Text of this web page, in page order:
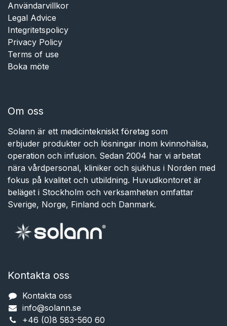
Användarvillkor
Legal Advice
Integritetspolicy
Privacy Policy
Terms of use
Boka möte
Om oss
Solann är ett medicintekniskt företag som
erbjuder produkter och lösningar inom kvinnohälsa,
operation och infusion. Sedan 2004 har vi arbetat
nära vårdpersonal, kliniker och sjukhus i Norden med
fokus på kvalitet och utbildning. Huvudkontoret är
beläget i Stockholm och verksamheten omfattar
Sverige, Norge, Finland och Danmark.
Kontakta oss
Kontakta oss
info@solann.se​​​​​​
+46 (0)8 583-560 60